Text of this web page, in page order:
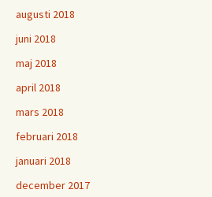
augusti 2018
juni 2018
maj 2018
april 2018
mars 2018
februari 2018
januari 2018
december 2017